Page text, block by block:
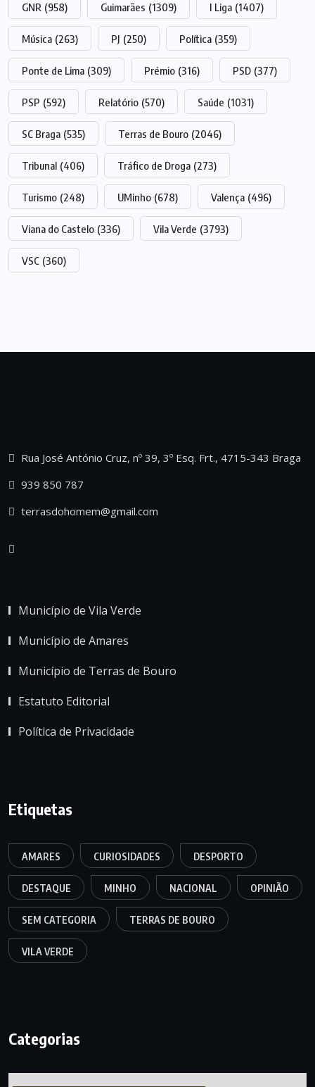
GNR (958) Guimarães (1309) I Liga (1407)
Música (263) PJ (250) Política (359)
Ponte de Lima (309) Prémio (316) PSD (377)
PSP (592) Relatório (570) Saúde (1031)
SC Braga (535) Terras de Bouro (2046)
Tribunal (406) Tráfico de Droga (273)
Turismo (248) UMinho (678) Valença (496)
Viana do Castelo (336) Vila Verde (3793)
VSC (360)
Rua José António Cruz, nº 39, 3º Esq. Frt., 4715-343 Braga
939 850 787
terrasdohomem@gmail.com
Município de Vila Verde
Município de Amares
Município de Terras de Bouro
Estatuto Editorial
Política de Privacidade
Etiquetas
AMARES CURIOSIDADES DESPORTO
DESTAQUE MINHO NACIONAL OPINIÃO
SEM CATEGORIA TERRAS DE BOURO
VILA VERDE
Categorias